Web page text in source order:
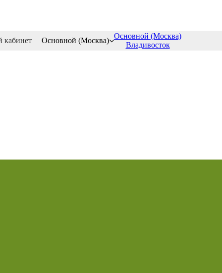
кабинет Основной (Москва)
Основной (Москва)
Владивосток